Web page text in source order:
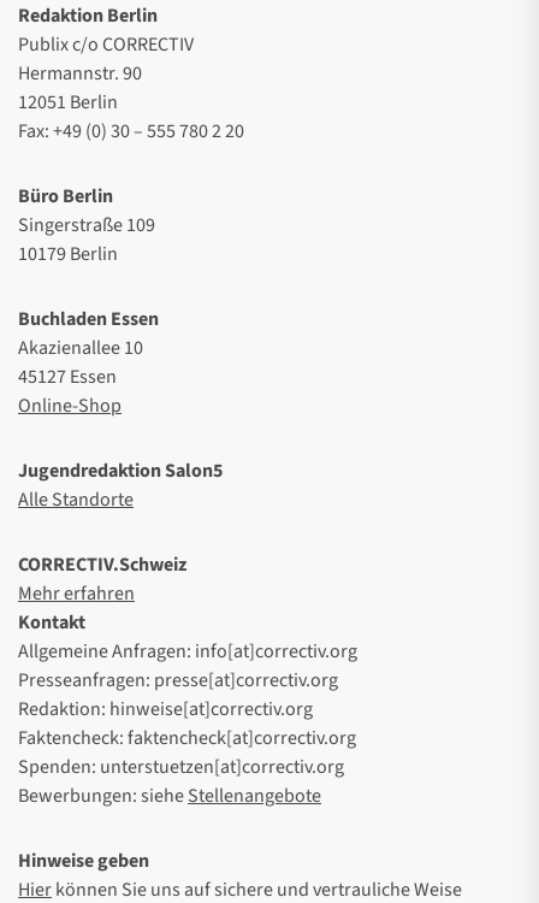
Redaktion Berlin
Publix c/o CORRECTIV
Hermannstr. 90
12051 Berlin
Fax: +49 (0) 30 – 555 780 2 20
Büro Berlin
Singerstraße 109
10179 Berlin
Buchladen Essen
Akazienallee 10
45127 Essen
Online-Shop
Jugendredaktion Salon5
Alle Standorte
CORRECTIV.Schweiz
Mehr erfahren
Kontakt
Allgemeine Anfragen: info[at]correctiv.org
Presseanfragen: presse[at]correctiv.org
Redaktion: hinweise[at]correctiv.org
Faktencheck: faktencheck[at]correctiv.org
Spenden: unterstuetzen[at]correctiv.org
Bewerbungen: sieheStellenangebote
Hinweise geben
Hierkönnen Sie uns auf sichere und vertrauliche Weise